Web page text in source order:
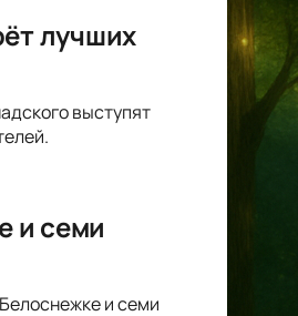
лучших
выступят
и семи
и семи